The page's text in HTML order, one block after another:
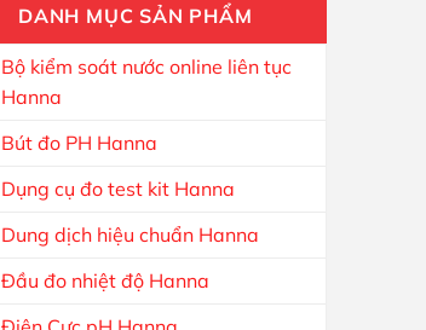
DANH MỤC SẢN PHẨM
Bộ kiểm soát nước online liên tục
Hanna
Bút đo PH Hanna
Dụng cụ đo test kit Hanna
Dung dịch hiệu chuẩn Hanna
Đầu đo nhiệt độ Hanna